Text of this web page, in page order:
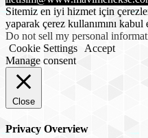
Sitemiz en iyi hizmet için
yaparak çerez kullanımını
Do not sell my personal
Cookie Settings
Accept
Manage consent
Close
Privacy Overview